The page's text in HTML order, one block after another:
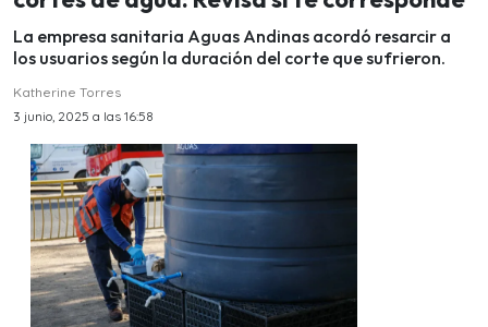
La empresa sanitaria Aguas Andinas acordó resarcir a
los usuarios según la duración del corte que sufrieron.
Katherine Torres
3 junio, 2025 a las 16:58